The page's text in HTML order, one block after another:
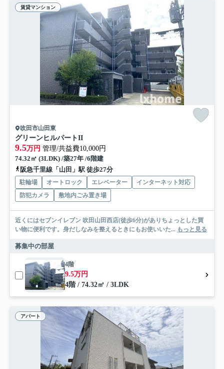
賃貸マンション
吹田市山田東
グリーンヒルパートII
9.5万円 管理/共益費10,000円
74.32㎡ (3LDK) /築27年 /6階建
阪急千里線「山田」駅 徒歩27分
駐輪場 オートロック エレベーター
インターネット対応
防犯カメラ
敷地内ごみ置き場
近くにはセブンイレブン 吹田山田西店(徒歩6分)がありちょっとした買
い物に便利です。身だしなみを整えるときにもお使いいた... もっと見る
募集中の部屋
4階
9.5万円
4階 / 74.32㎡ / 3LDK
アパート